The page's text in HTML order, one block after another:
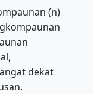
(n)
dekat